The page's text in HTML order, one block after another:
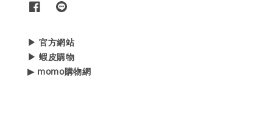
▶ 官方網站
▶ 蝦皮購物
▶ momo購物網